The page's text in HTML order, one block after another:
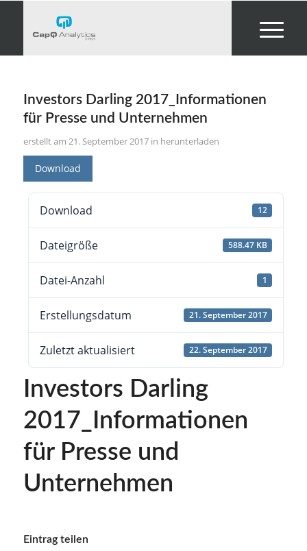
Investors Darling 2017_Informationen
für Presse und Unternehmen
21. September 2017 in herunterladen
Download
Download 12
Dateigröße 588.47 KB
Datei-Anzahl 1
Erstellungsdatum 21. September 2017
Zuletzt aktualisiert 22. September 2017
Investors Darling
2017_Informationen
für Presse und
Unternehmen
Eintrag teilen